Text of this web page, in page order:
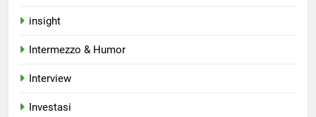
insight
Intermezzo & Humor
Interview
Investasi